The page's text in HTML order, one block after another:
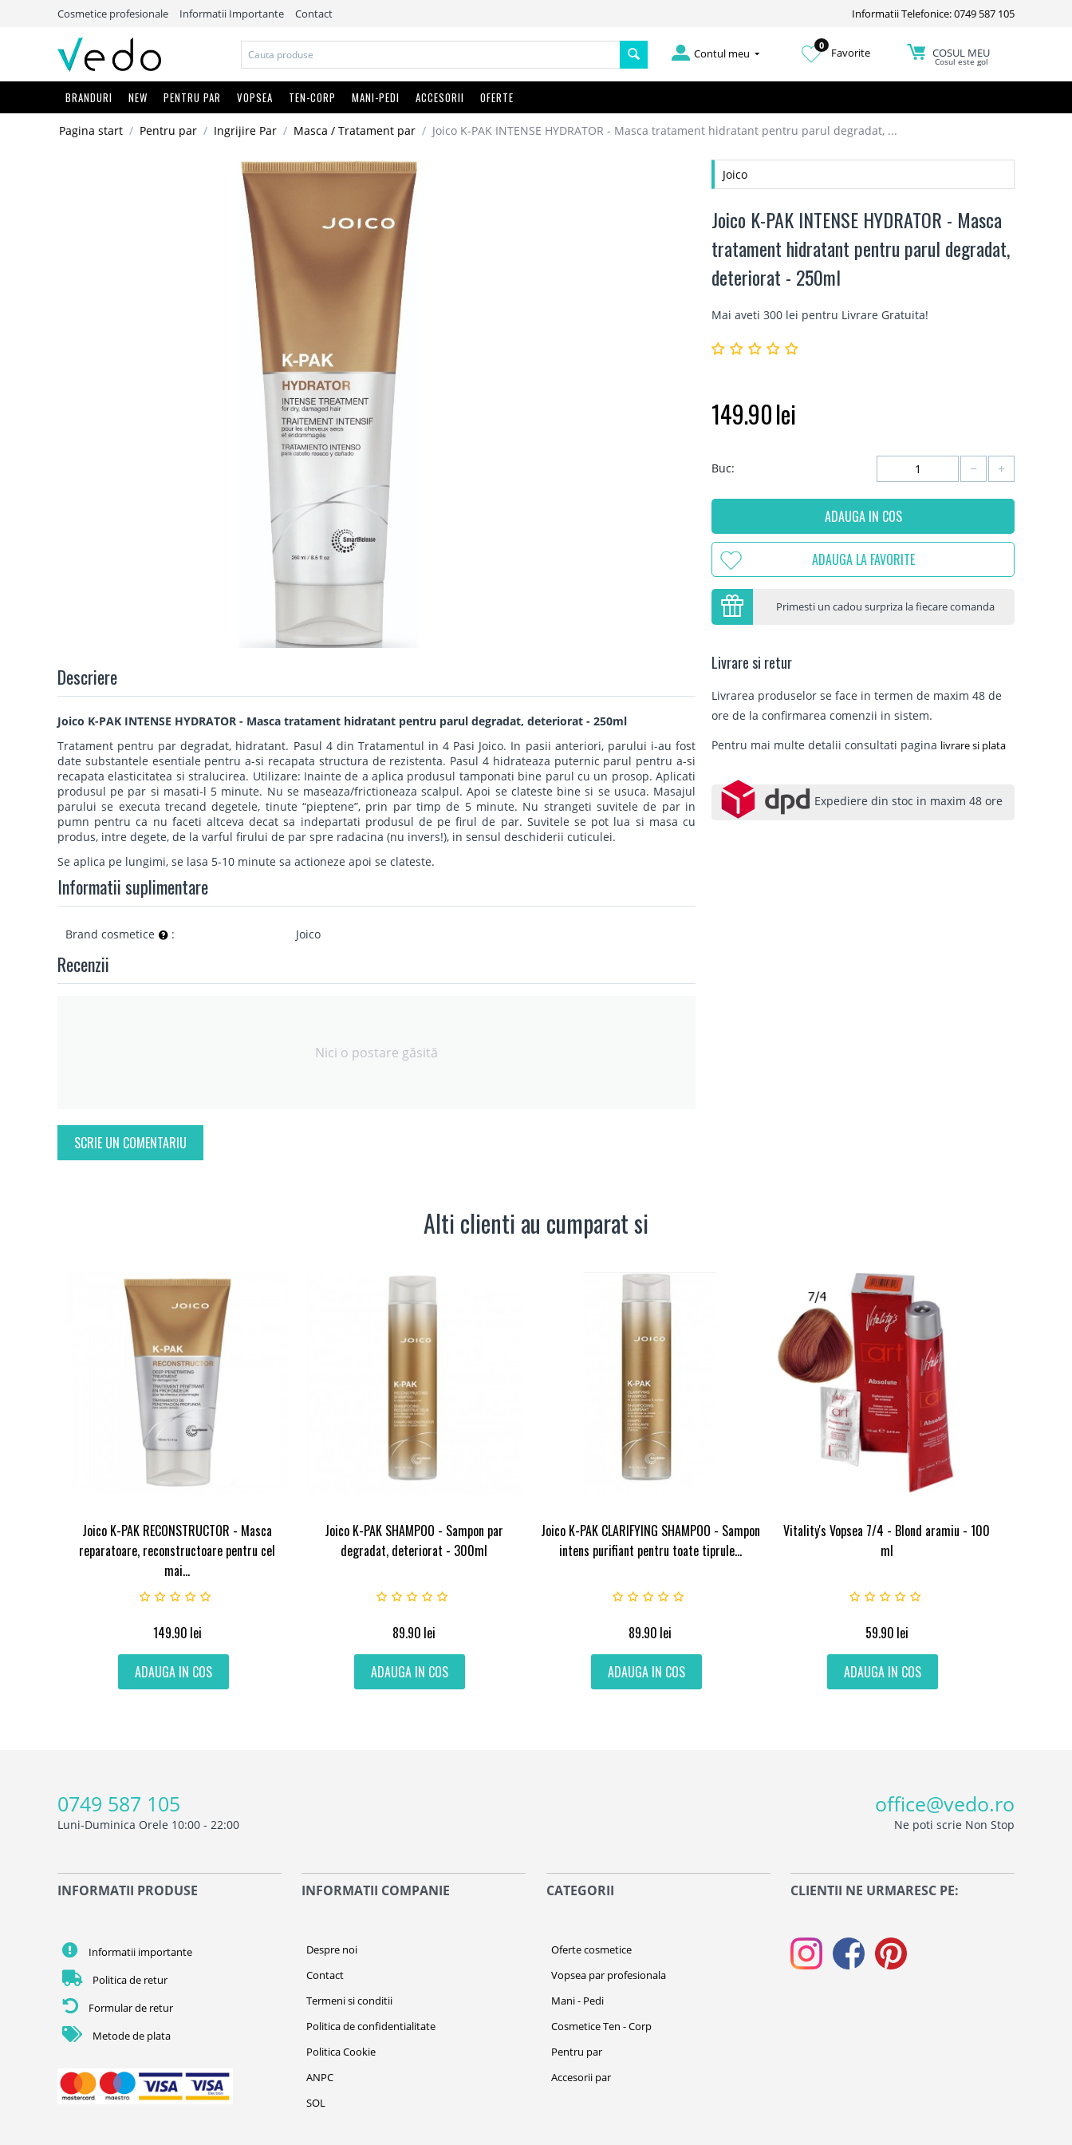
Cosmetice profesionale Informatii Importante Contact Informatii Telefonice: 0749 587 105
Contul meu
0
Favorite COSUL MEU
Cosul este gol
BRANDURI NEW PENTRU PAR VOPSEA TEN-CORP MANI-PEDI ACCESORII OFERTE
Pagina start / Pentru par / Ingrijire Par / Masca / Tratament par / Joico K-PAK INTENSE HYDRATOR - Masca tratament hidratant pentru parul degradat, ...
Descriere
Joico K-PAK INTENSE HYDRATOR - Masca tratament hidratant pentru parul degradat, deteriorat - 250ml
Tratament pentru par degradat, hidratant. Pasul 4 din Tratamentul in 4 Pasi Joico. In pasii anteriori, parului i-au fost
date substantele esentiale pentru a-si recapata structura de rezistenta. Pasul 4 hidrateaza puternic parul pentru a-si
recapata elasticitatea si stralucirea. Utilizare: Inainte de a aplica produsul tamponati bine parul cu un prosop. Aplicati
produsul pe par si masati-l 5 minute. Nu se maseaza/frictioneaza scalpul. Apoi se clateste bine si se usuca. Masajul
parului se executa trecand degetele, tinute “pieptene”, prin par timp de 5 minute. Nu strangeti suvitele de par in
pumn pentru ca nu faceti altceva decat sa indepartati produsul de pe firul de par. Suvitele se pot lua si masa cu
produs, intre degete, de la varful firului de par spre radacina (nu invers!), in sensul deschiderii cuticulei.
Se aplica pe lungimi, se lasa 5-10 minute sa actioneze apoi se clateste.
Informatii suplimentare
Brand cosmetice : Joico
Recenzii
Nici o postare găsită
SCRIE UN COMENTARIU
Joico
Joico K-PAK INTENSE HYDRATOR - Masca
tratament hidratant pentru parul degradat,
deteriorat - 250ml
Mai aveti 300 lei pentru Livrare Gratuita!
149.90lei
Buc: +
−
ADAUGA IN COS
ADAUGA LA FAVORITE
Primesti un cadou surpriza la fiecare comanda
Livrare si retur
Livrarea produselor se face in termen de maxim 48 de
ore de la confirmarea comenzii in sistem.
Pentru mai multe detalii consultati pagina livrare si plata
Expediere din stoc in maxim 48 ore
Alti clienti au cumparat si
Joico K-PAK RECONSTRUCTOR - Masca
reparatoare, reconstructoare pentru cel
mai...
149.90 lei
ADAUGA IN COS
Joico K-PAK SHAMPOO - Sampon par
degradat, deteriorat - 300ml
89.90 lei
ADAUGA IN COS
Joico K-PAK CLARIFYING SHAMPOO - Sampon
intens purifiant pentru toate tiprule...
89.90 lei
ADAUGA IN COS
Vitality's Vopsea 7/4 - Blond aramiu - 100
ml
59.90 lei
ADAUGA IN COS
0749 587 105
Luni-Duminica Orele 10:00 - 22:00
office@vedo.ro
Ne poti scrie Non Stop
INFORMATII PRODUSE
Informatii importante
Politica de retur
Formular de retur
Metode de plata
INFORMATII COMPANIE
Despre noi
Contact
Termeni si conditii
Politica de confidentialitate
Politica Cookie
ANPC
SOL
CATEGORII
Oferte cosmetice
Vopsea par profesionala
Mani - Pedi
Cosmetice Ten - Corp
Pentru par
Accesorii par
CLIENTII NE URMARESC PE: